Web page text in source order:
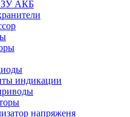
ЗУ АКБ
индикации
напряженя